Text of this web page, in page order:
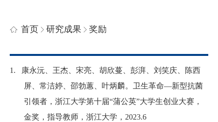
首页 研究成果 奖励
1.
康永沅、王杰、宋亮、胡欣蔓、彭湃、刘笑庆、陈西
屏、常洁婷、邵勃蕙、叶炳麟。 卫生革命—新型抗菌
引领者，浙江大学第十届“蒲公英”大学生创业大赛，
金奖，指导教师，浙江大学， 2023.6